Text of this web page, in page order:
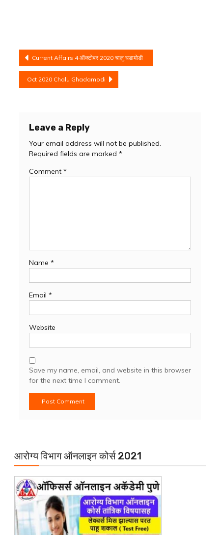
Post
navigation
Current Affairs 4 ऑक्टोबर 2020 चालु घडामोडी
Oct 2020 Chalu Ghadamodi
Leave a Reply
Your email address will not be published.
Required fields are marked *
Comment *
Name *
Email *
Website
Save my name, email, and website in this browser
for the next time I comment.
आरोग्य विभाग ऑनलाइन कोर्स 2021